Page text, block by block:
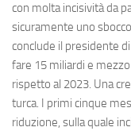
con molta incisività da
sicuramente uno
conclude il presidente
fare 15 miliardi e
rispetto al 2023. Una
turca. I primi cinque
riduzione, sulla quale